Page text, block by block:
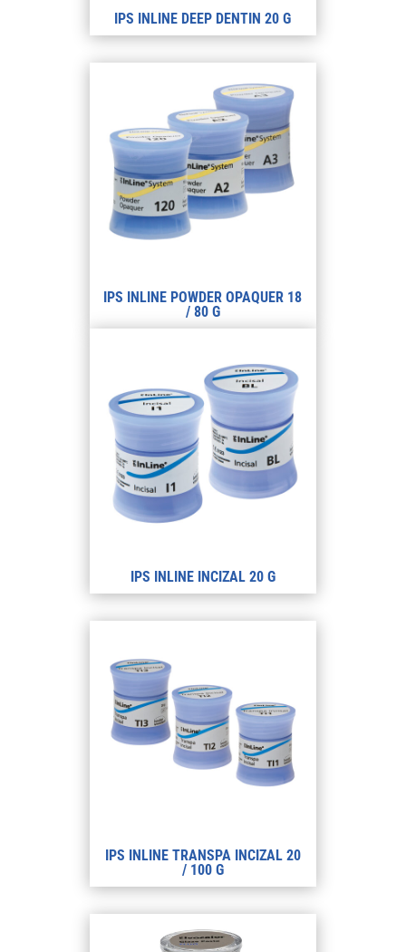
IPS INLINE DEEP DENTIN 20 G
IPS INLINE POWDER OPAQUER 18
/ 80 G
IPS INLINE INCIZAL 20 G
IPS INLINE TRANSPA INCIZAL 20
/ 100 G